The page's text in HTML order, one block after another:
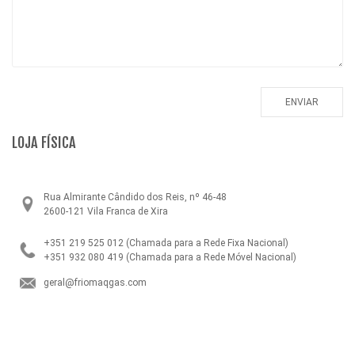
LOJA FÍSICA
Rua Almirante Cândido dos Reis, nº 46-48
2600-121 Vila Franca de Xira
+351 219 525 012 (Chamada para a Rede Fixa Nacional)
+351 932 080 419 (Chamada para a Rede Móvel Nacional)
geral@friomaqgas.com